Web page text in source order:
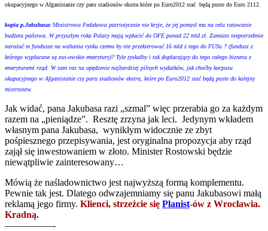
okupacyjnego w Afganistanie czy paru stadionów ekstra które po Euro2012 stać będą puste do Euro 2112.
kopia p.Jakubasa: Ministrowa Fedakowa patriotycznie nie kryje, że jej pomysł ma na celu ratowanie
budżetu państwa. W przyszłym roku Polacy mają wpłacić do OFE ponad 22 mld zł. Zamiast niepotrzebnie
narażać te fundusze na wahania rynku czemu by nie przekierować 16 mld z tego do FUSu ? (fundusz z
którego wypłacane są zus-owskie emerytury)? Tyle zyskałby i tak dopłacający do tego całego biznesu z
emeryturami rząd. W sam raz na opędzenie najbardziej pilnych wydatków, jak choćby korpusu
okupacyjnego w Afganistanie czy paru stadionów ekstra, które po Euro2012 stać będą puste do kolejny
mistrzostw.
Jak widać, pana Jakubasa razi „szmal” więc przerabia go za każdym
razem na „pieniądze”. Resztę zrzyna jak leci. Jedynym wkładem
własnym pana Jakubasa, wynikłym widocznie ze zbyt
pośpiesznego przepisywania, jest oryginalna propozycja aby rząd
zajął się inwestowaniem w złoto. Minister Rostowski będzie
niewątpliwie zainteresowany…
Mówią że naśladownictwo jest najwyższą formą komplementu.
Pewnie tak jest. Dlatego odwzajemniamy się panu Jakubasowi małą
reklamą jego firmy. Klienci, strzeżcie się Planist-ów z Wrocławia.
Kradną.
—————-